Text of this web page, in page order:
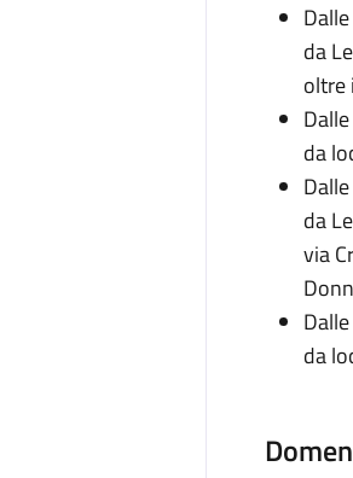
da
oltre
da
da
via
da